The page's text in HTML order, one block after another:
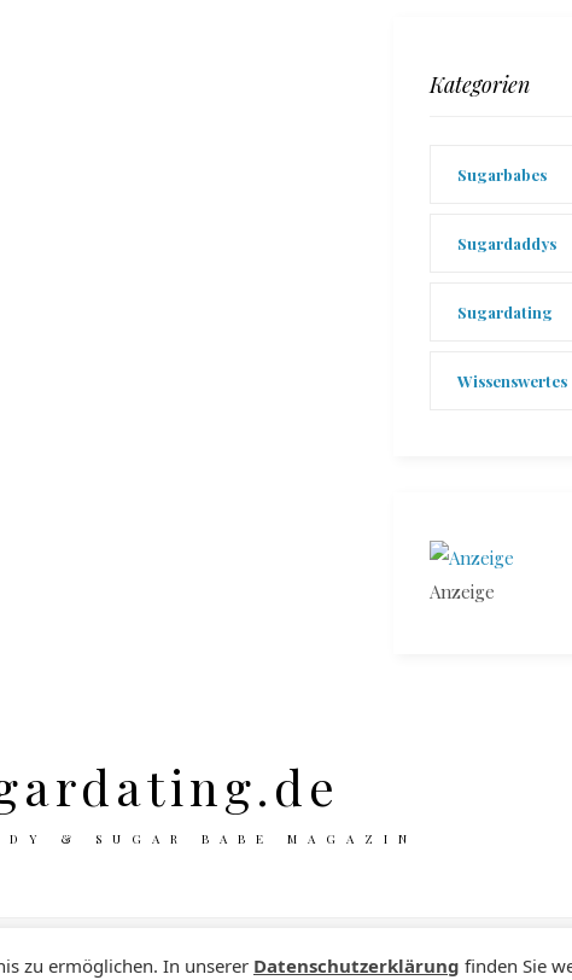
Kategorien
Sugarbabes
Sugardaddys
Sugardating
Wissenswertes
Anzeige
& SUGAR BABE MAGAZIN
zu ermöglichen. In unserer Datenschutzerklärung finden Sie